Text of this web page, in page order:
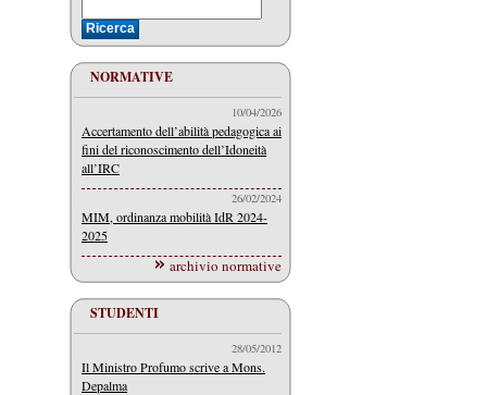
NORMATIVE
10/04/2026
Accertamento dell’abilità pedagogica ai
fini del riconoscimento dell’Idoneità
all’IRC
26/02/2024
MIM, ordinanza mobilità IdR 2024-
2025
archivio normative
STUDENTI
28/05/2012
Il Ministro Profumo scrive a Mons.
Depalma